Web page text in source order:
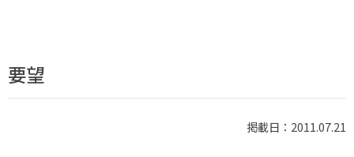
要望
掲載日：2011.07.21